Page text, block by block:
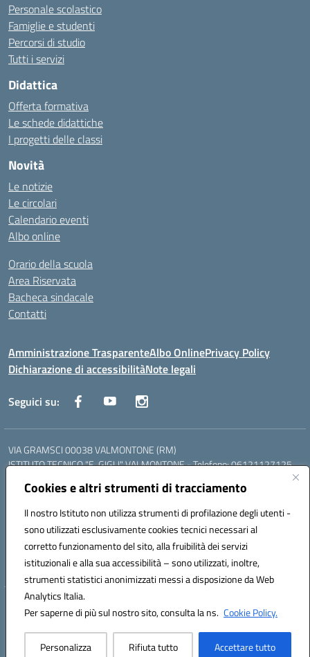
Cookies e altri strumenti di tracciamento
Il nostro Istituto non utilizza strumenti di profilazione degli utenti -
sono utilizzati esclusivamente cookies tecnici necessari al
corretto funzionamento del sito, alla fruibilità dei servizi
istituzionali e alla sua accessibilità – sono utilizzati, inoltre,
strumenti statistici anonimizzati messi a disposizione da Web
Analytics Italia.
Per saperne di più sul nostro sito, consulta la ns. Cookie Policy.
Personalizza Rifiuta tutto Accettare tutto
Personale scolastico
Famiglie e studenti
Percorsi di studio
Tutti i servizi
Didattica
Offerta formativa
Le schede didattiche
I progetti delle classi
Novità
Le notizie
Le circolari
Calendario eventi
Albo online
Orario della scuola
Area Riservata
Bacheca sindacale
Contatti
Amministrazione TrasparenteAlbo OnlinePrivacy Policy
Dichiarazione di accessibilitàNote legali
Seguici su:
VIA GRAMSCI 00038 VALMONTONE (RM)
ISTITUTO TECNICO "E. GIGLI" VALMONTONE - Telefono: 06121127125
06121126825
LICEO DELLE SCIENZE UMANE "P.L. NERVI" SEGNI - Telefono:
Mail: RMIS099002@istruzione.it - PEC: RMIS099002@pec.istruzione.it
Codice meccanografico: RMIS099002
Codice fiscale: 95036960581
Hosting & Powered by 3D Solution S.r.l.
Concept & Design by Designers Italia